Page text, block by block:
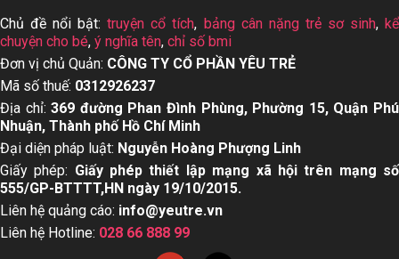
Top 15 dầu gội mọc
tóc cho nam giới tốt
nhất hiện nay
Dấu hiệu trẻ bị sởi cha
mẹ nhất định nên biết
Chủ đề nổi bật:truyện cổ tích,
chuyện cho bé ,ý nghĩa tên, chỉ số bmi
Đơn vị chủ Quản: CÔNG TY CỔ PHẦN YÊU TRẺ
Mã số thuế: 0312926237
Địa chỉ:369 đường Phan Đình Phùng, Phường 15, Quận Phú
Nhuận, Thành phố Hồ Chí Minh